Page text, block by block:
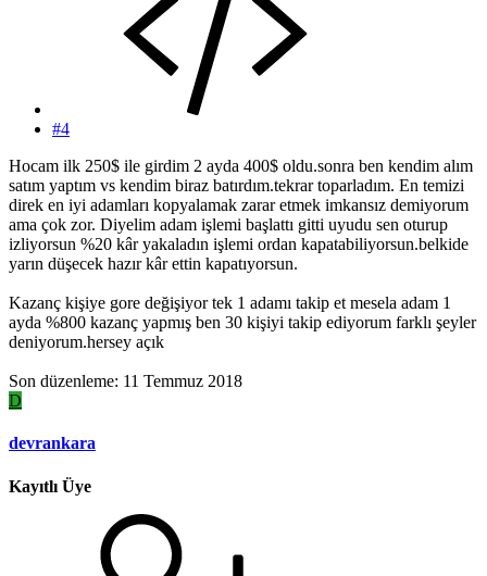
#4
Hocam ilk 250$ ile girdim 2 ayda 400$ oldu.sonra ben kendim alım
satım yaptım vs kendim biraz batırdım.tekrar toparladım. En temizi
direk en iyi adamları kopyalamak zarar etmek imkansız demiyorum
ama çok zor. Diyelim adam işlemi başlattı gitti uyudu sen oturup
izliyorsun %20 kâr yakaladın işlemi ordan kapatabiliyorsun.belkide
yarın düşecek hazır kâr ettin kapatıyorsun.
Kazanç kişiye gore değişiyor tek 1 adamı takip et mesela adam 1
ayda %800 kazanç yapmış ben 30 kişiyi takip ediyorum farklı şeyler
deniyorum.hersey açık
Son düzenleme: 11 Temmuz 2018
D
devrankara
Kayıtlı Üye